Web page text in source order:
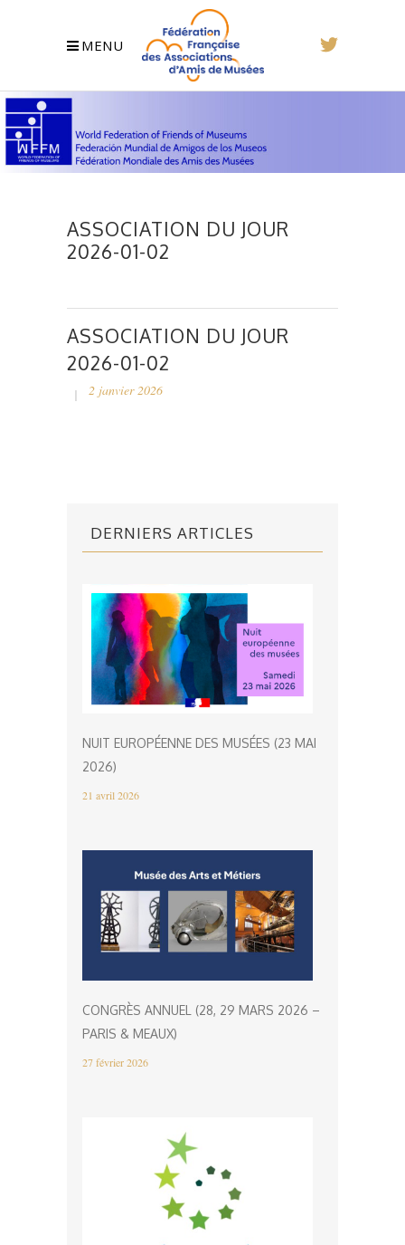
MENU
ASSOCIATION DU JOUR
2026-01-02
ASSOCIATION DU JOUR
2026-01-02
2 janvier 2026
DERNIERS ARTICLES
NUIT EUROPÉENNE DES MUSÉES (23 MAI
2026)
21 avril 2026
CONGRÈS ANNUEL (28, 29 MARS 2026 –
PARIS & MEAUX)
27 février 2026